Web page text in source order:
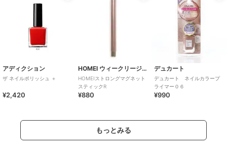
アディクション
ザ ネイルポリッシュ ＋
¥2,420
HOMEI ウィークリージェル
HOMEIストロングマグネット
スティックR
¥880
デュカート
デュカート ネイルカラープ
ライマー０６
¥990
もっとみる